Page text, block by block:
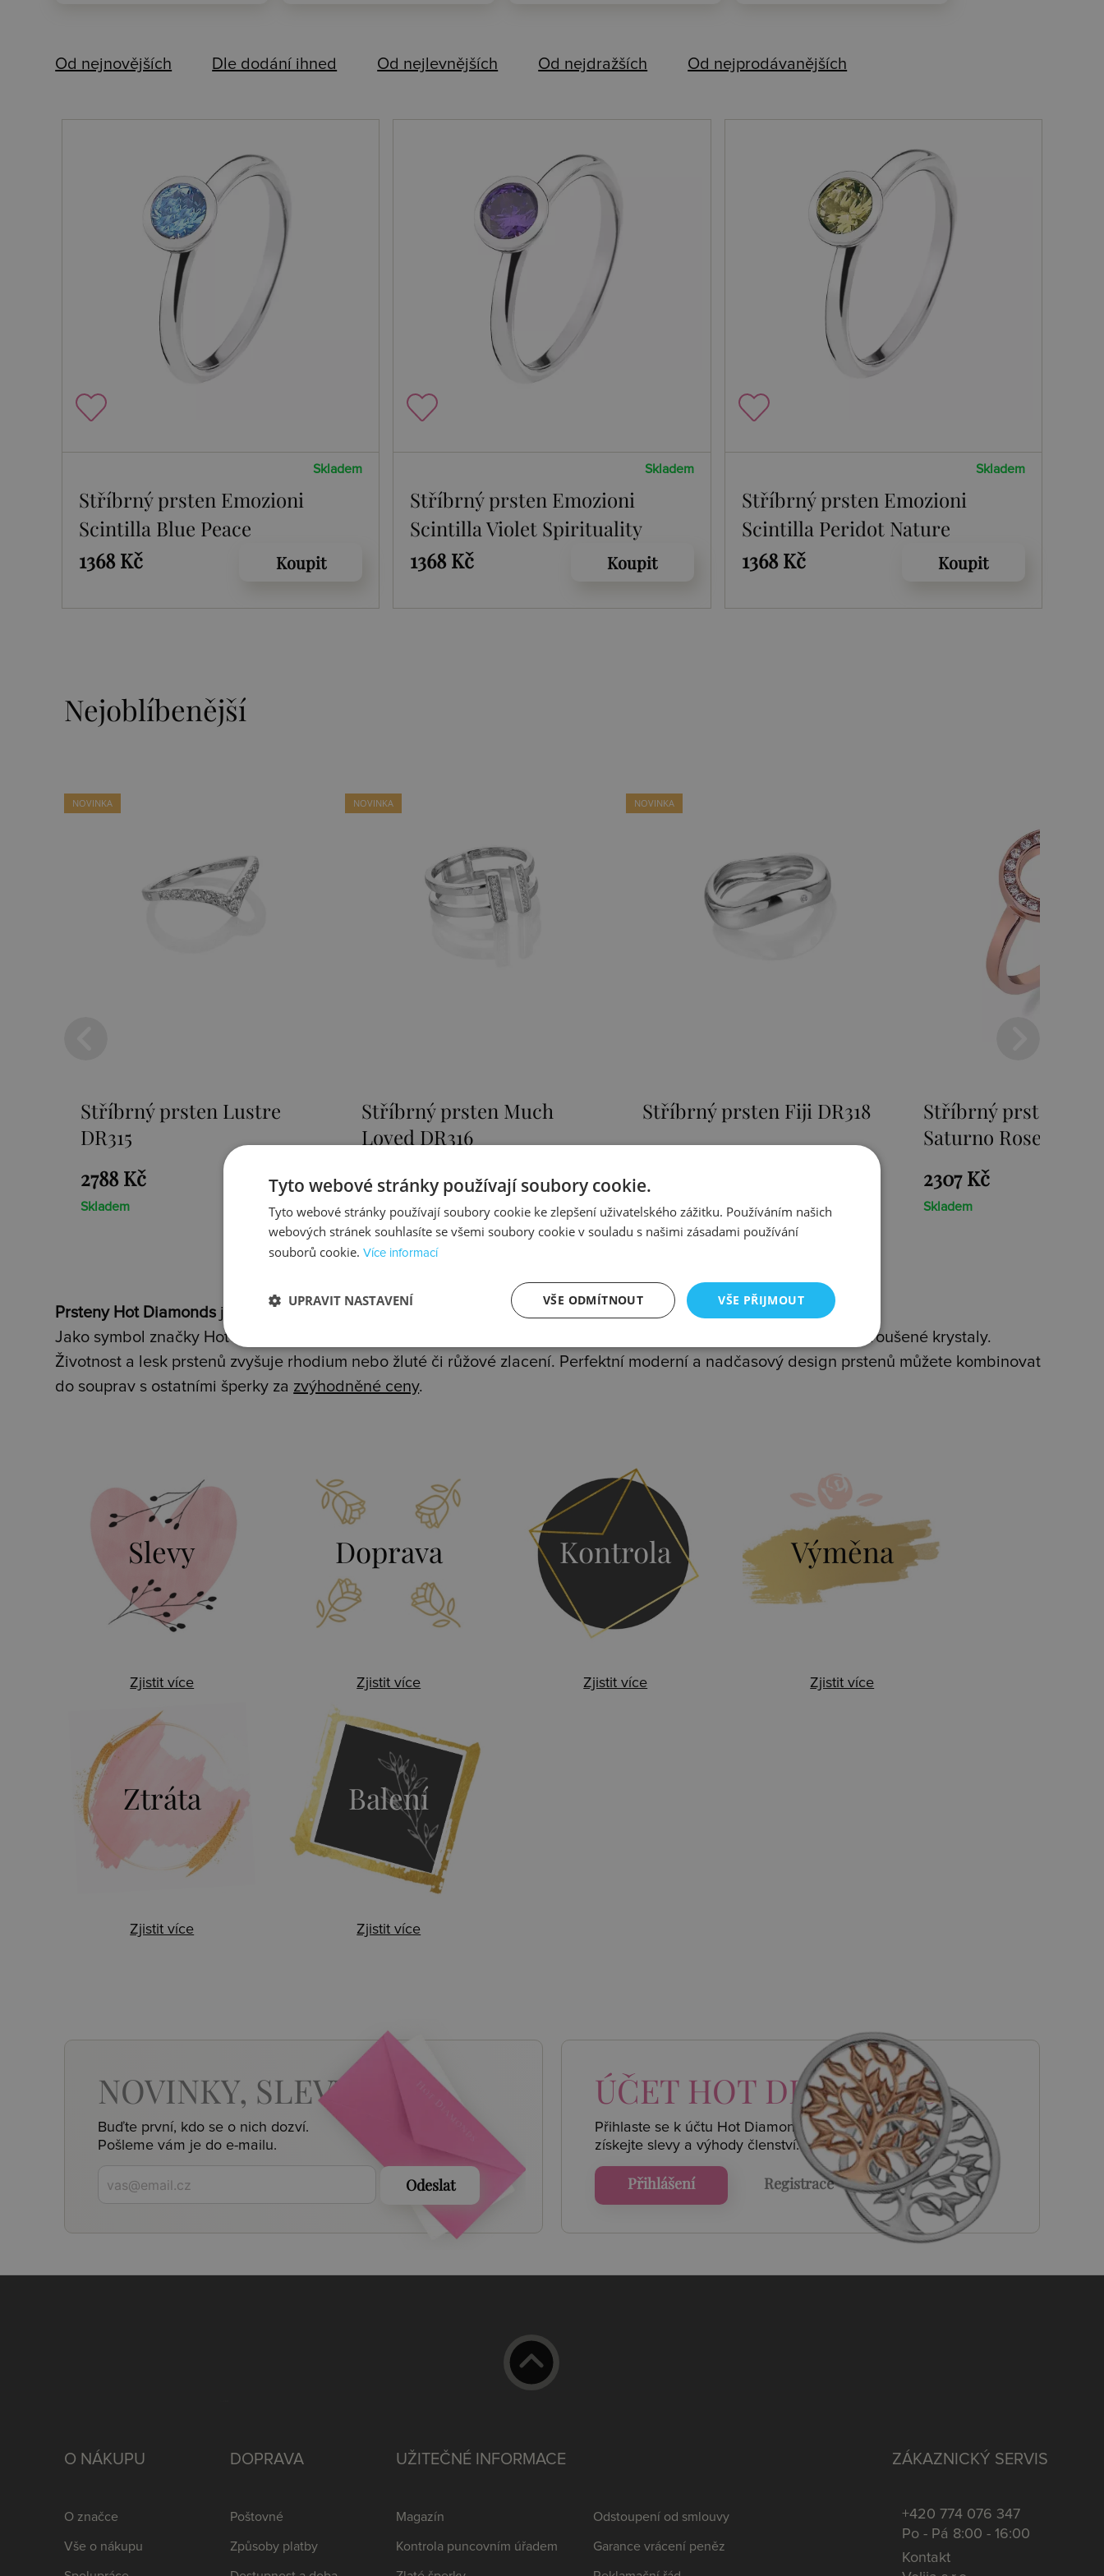
Od nejnovějších Dle dodání ihned Od nejlevnějších Od nejdražších Od nejprodávanějších
Skladem
Stříbrný prsten Emozioni
Scintilla Blue Peace
1368 Kč
Koupit
Skladem
Stříbrný prsten Emozioni
Scintilla Violet Spirituality
1368 Kč
Koupit
Skladem
Stříbrný prsten Emozioni
Scintilla Peridot Nature
1368 Kč
Koupit
Nejoblíbenější
NOVINKA
Stříbrný prsten Much
Loved DR316
3481 Kč
Skladem
NOVINKA
Stříbrný prsten Fiji DR318
3203 Kč
Skladem
Stříbrný prsten Emozioni
2307 Kč
Skladem
Stříbrný prsten
Riflessi
1939 Kč
Skladem
Prsteny Hot Diamonds jsou tradičně vyrobeny ze stříbra nejvyšší kvality(925/1000).
Jako symbol značky Hot Diamonds zdobí každý prsten pravý diamant nebo u prstenů z kolekce Emozioni jemně broušené krystaly.
Životnost a lesk prstenů zvyšuje rhodium nebo žluté či růžové zlacení. Perfektní moderní a nadčasový design prstenů můžete kombinovat
do souprav s ostatními šperky za zvýhodněné ceny.
Slevy
Zjistit více
Doprava
Zjistit více
Kontrola
Zjistit více
Výměna
Zjistit více
Ztráta
Zjistit více
Balení
Zjistit více
NOVINKY, SLEVY, AKCE
Buďte první, kdo se o nich dozví.
Pošleme vám je do e-mailu.
Odeslat
ÚČET HOT DIAMONDS
Přihlaste se k účtu Hot Diamonds a
získejte slevy a výhody členství.
Přihlášení Registrace
ZÁKAZNICKÝ SERVIS
+420 774 076 347
Po - Pá 8:00 - 16:00
Kontakt
O NÁKUPU
O značce
Vše o nákupu
DOPRAVA
Poštovné
Způsoby platby
UŽITEČNÉ INFORMACE
Magazín
Kontrola puncovním úřadem
Odstoupení od smlouvy
Garance vrácení peněz
Tyto webové stránky používají soubory cookie.
Tyto webové stránky používají soubory cookie ke zlepšení uživatelského zážitku. Používáním našich
webových stránek souhlasíte se všemi soubory cookie v souladu s našimi zásadami používání
souborů cookie. Více informací
VŠE PŘIJMOUT
VŠE ODMÍTNOUT
UPRAVIT NASTAVENÍ